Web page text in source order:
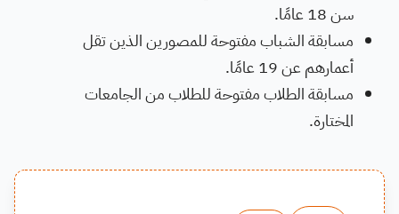
سن 18 عامًا.
مسابقة الشباب مفتوحة للمصورين الذين تقل
أعمارهم عن 19 عامًا.
مسابقة الطلاب مفتوحة للطلاب من الجامعات
المختارة.